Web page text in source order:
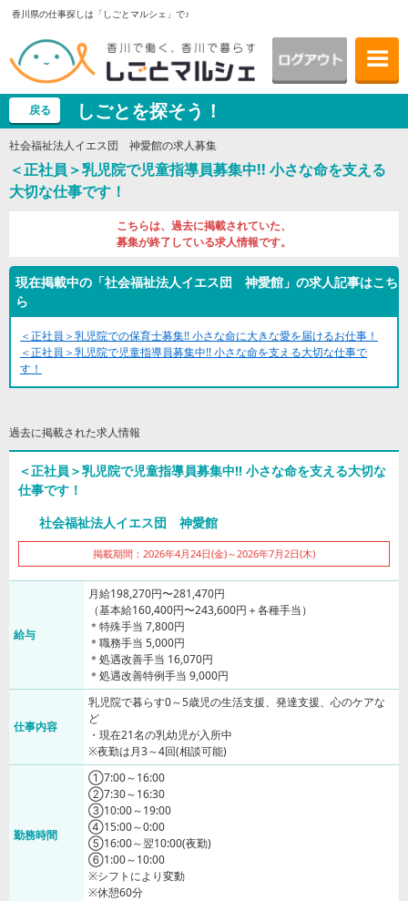
香川県の仕事探しは「しごとマルシェ」で♪
戻る しごとを探そう！
社会福祉法人イエス団 神愛館の求人募集
＜正社員＞乳児院で児童指導員募集中!! 小さな命を支える
大切な仕事です！
こちらは、過去に掲載されていた、
募集が終了している求人情報です。
現在掲載中の「社会福祉法人イエス団 神愛館」の求人記事はこち
ら
＜正社員＞乳児院での保育士募集!! 小さな命に大きな愛を届けるお仕事！
＜正社員＞乳児院で児童指導員募集中!! 小さな命を支える大切な仕事で
す！
過去に掲載された求人情報
＜正社員＞乳児院で児童指導員募集中!! 小さな命を支える大切な
仕事です！
社会福祉法人イエス団 神愛館
掲載期間：2026年4月24日(金)～2026年7月2日(木)
給与
月給198,270円〜281,470円
（基本給160,400円〜243,600円＋各種手当）
＊特殊手当 7,800円
＊職務手当 5,000円
＊処遇改善手当 16,070円
＊処遇改善特例手当 9,000円
仕事内容
乳児院で暮らす0～5歳児の生活支援、発達支援、心のケアな
ど
・現在21名の乳幼児が入所中
※夜勤は月3～4回(相談可能)
勤務時間
①7:00～16:00
②7:30～16:30
③10:00～19:00
④15:00～0:00
⑤16:00～翌10:00(夜勤)
⑥1:00～10:00
※シフトにより変動
※休憩60分